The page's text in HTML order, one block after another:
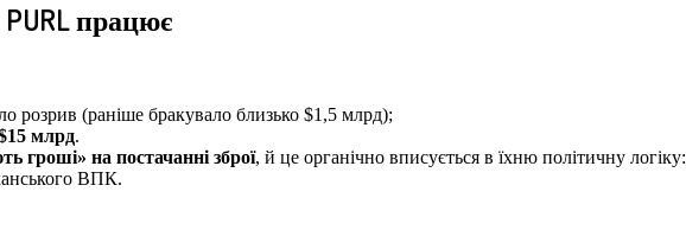
працює
розрив (раніше бракувало близько $1,5 млрд);
млрд.
гроші» на постачанні зброї, й це органічно вписується в їхню політичну логіку:
ВПК.